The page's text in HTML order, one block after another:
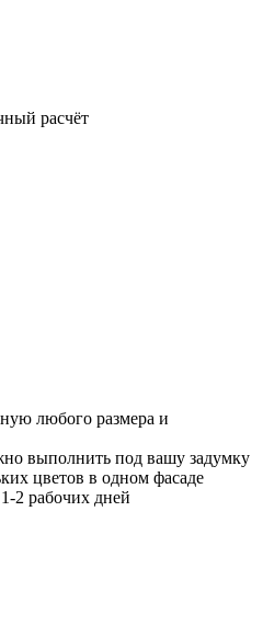
расчёт
любого размера и
выполнить под вашу задумку
цветов в одном фасаде
2 рабочих дней